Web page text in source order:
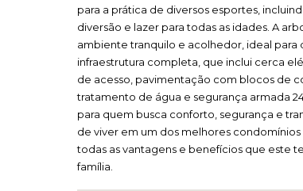
para a prática de diversos esportes,
diversão e lazer para todas as idades. A
ambiente tranquilo e acolhedor, ideal
infraestrutura completa, que inclui cerca
de acesso, pavimentação com blocos de
tratamento de água e segurança armada
para quem busca conforto, segurança e
de viver em um dos melhores
todas as vantagens e benefícios que este
família.